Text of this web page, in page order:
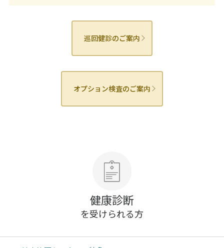
健康診断
を受けられる方
巡回健診のご案内
オプション検査のご案内